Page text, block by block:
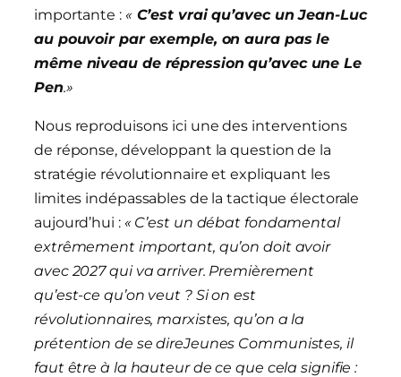
importante : «C’est vrai qu’avec un Jean-Luc
au pouvoir par exemple, on aura pas le
même niveau de répression qu’avec une Le
Pen.»
Nous reproduisons ici une des interventions
de réponse, développant la question de la
stratégie révolutionnaire et expliquant les
limites indépassables de la tactique électorale
aujourd’hui : « C’est un débat fondamental
extrêmement important, qu’on doit avoir
avec 2027 qui va arriver. Premièrement
qu’est-ce qu’on veut ? Si on est
révolutionnaires, marxistes, qu’on a la
prétention de se direJeunes Communistes, il
faut être à la hauteur de ce que cela signifie :